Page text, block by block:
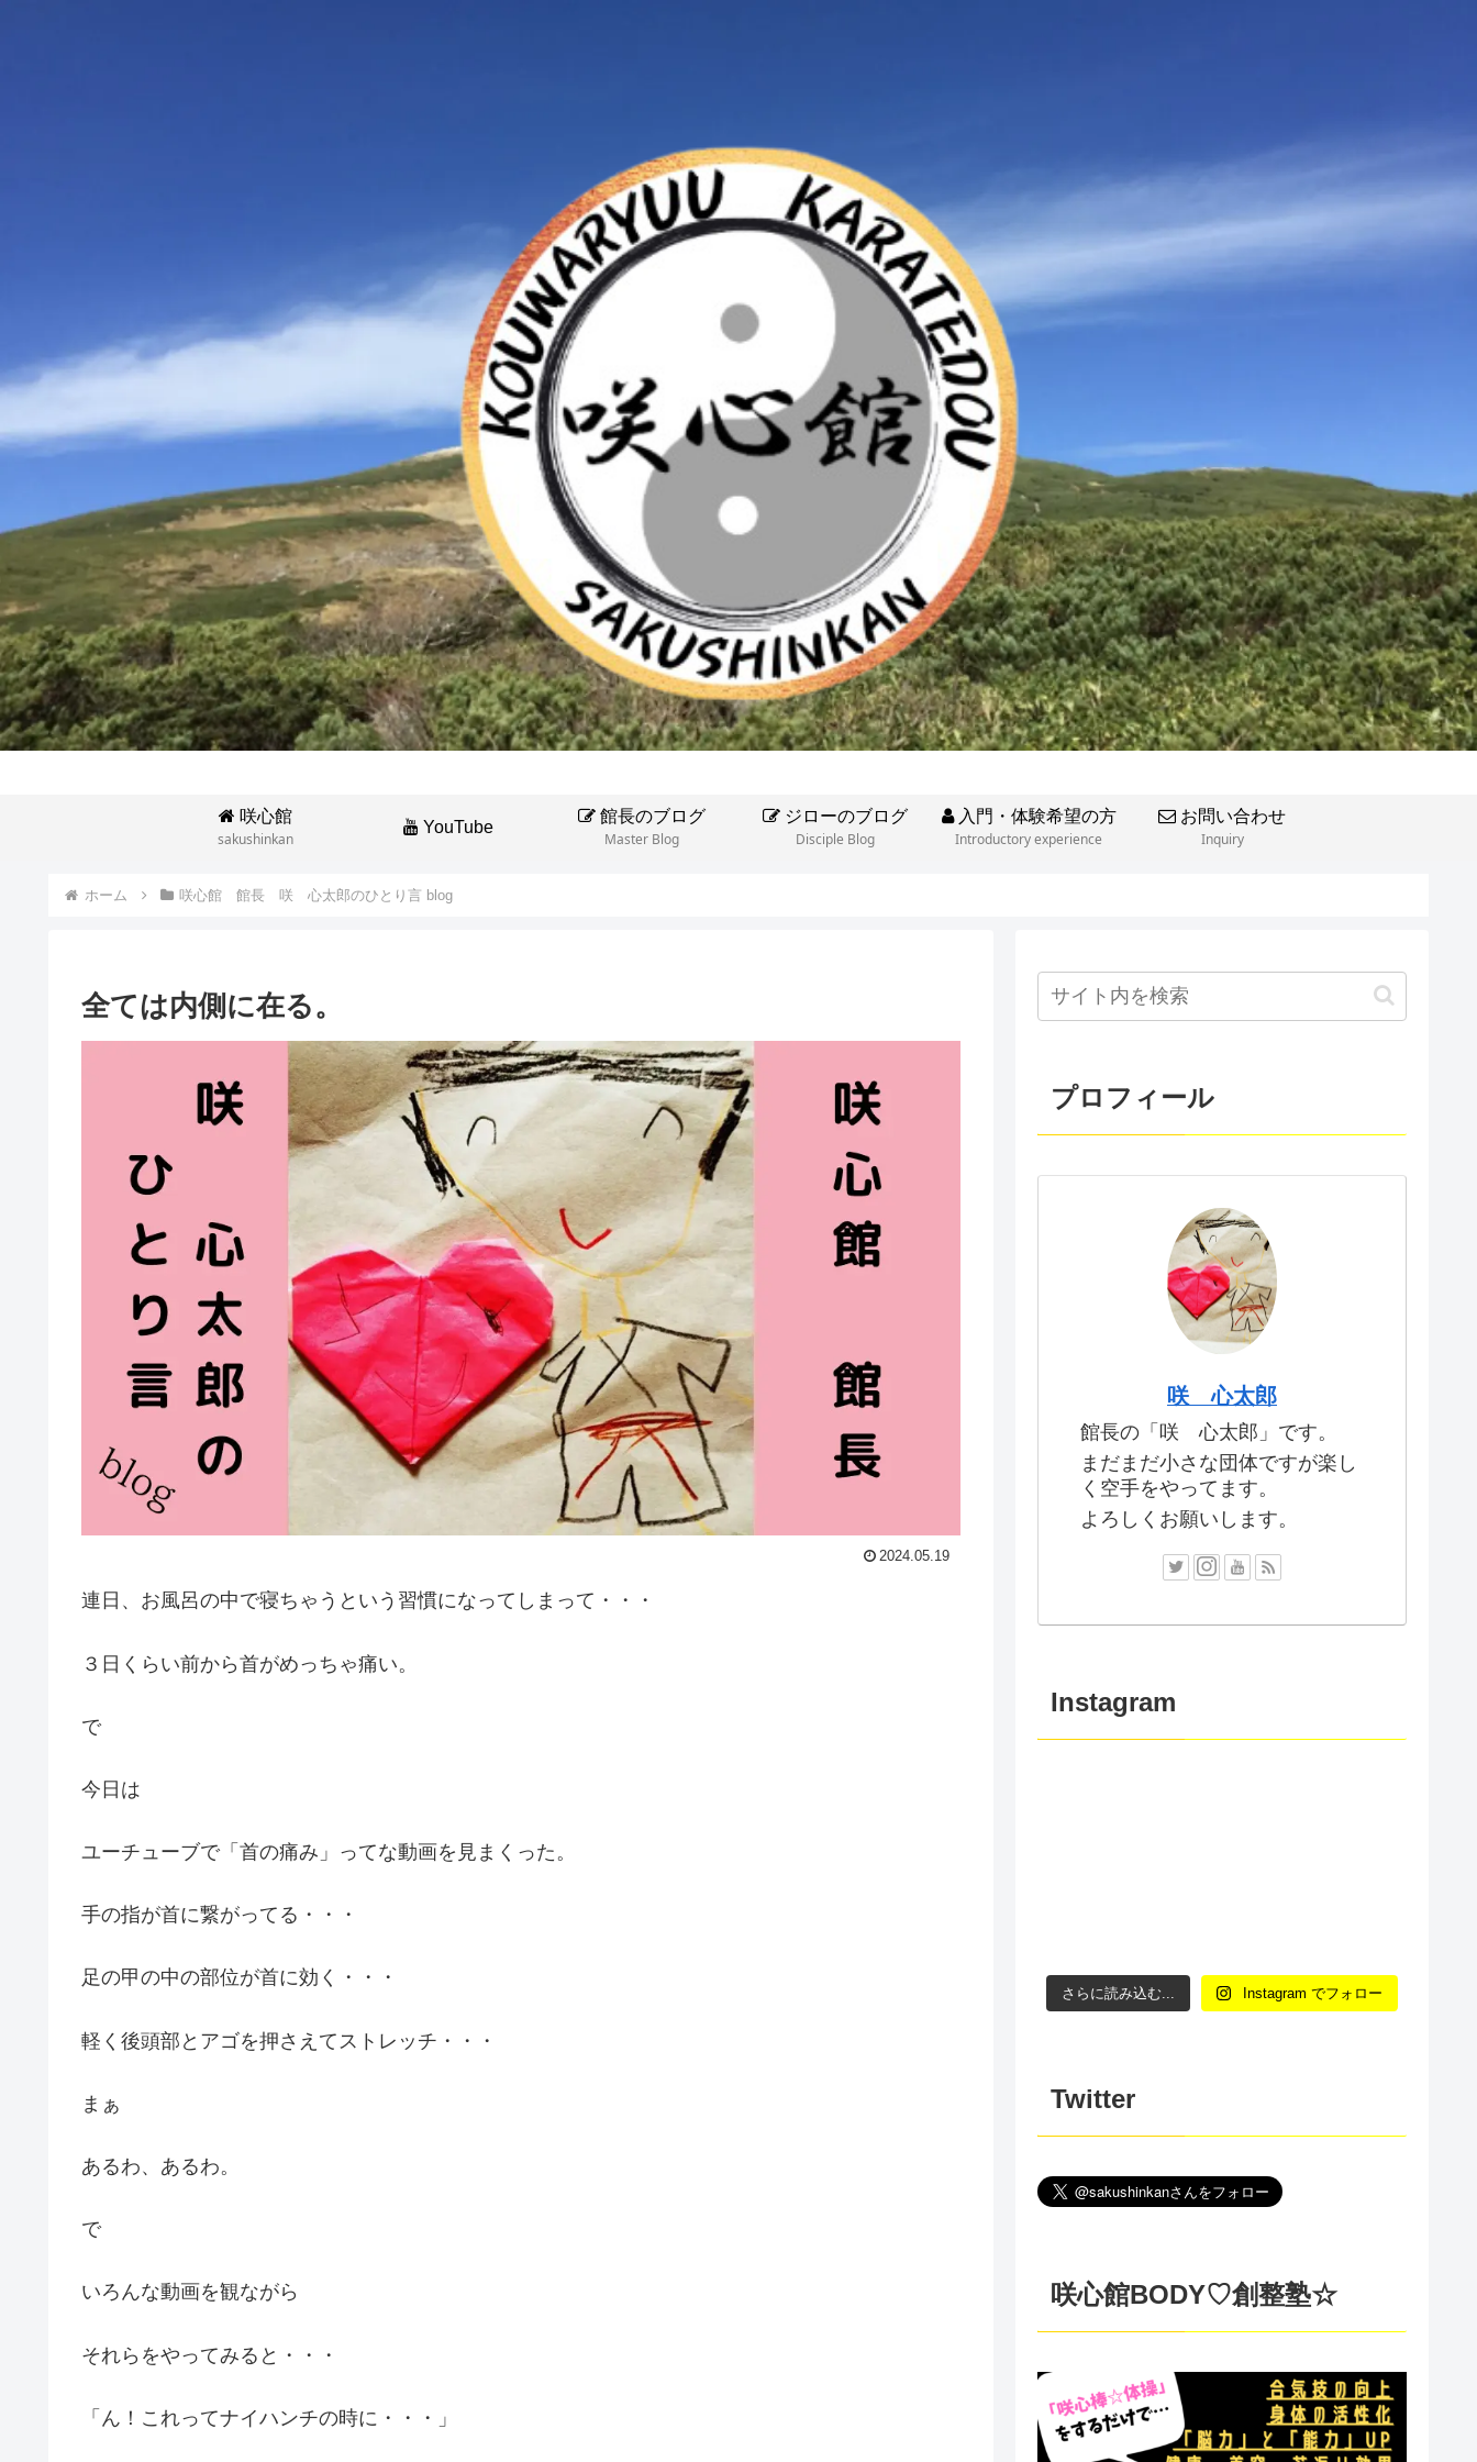
咲心館
sakushinkan
YouTube
館長のブログ
Master Blog
ジローのブログ
Disciple Blog
入門・体験希望の方
Introductory experience
お問い合わせ
Inquiry
ホーム 咲心館 館長 咲 心太郎のひとり言 blog
全ては内側に在る。
2024.05.19
連日、お風呂の中で寝ちゃうという習慣になってしまって・・・
３日くらい前から首がめっちゃ痛い。
で
今日は
ユーチューブで「首の痛み」ってな動画を見まくった。
手の指が首に繋がってる・・・
足の甲の中の部位が首に効く・・・
軽く後頭部とアゴを押さえてストレッチ・・・
まぁ
あるわ、あるわ。
で
いろんな動画を観ながら
それらをやってみると・・・
「ん！これってナイハンチの時に・・・」
プロフィール
咲 心太郎
館長の「咲 心太郎」です。
まだまだ小さな団体ですが楽し
く空手をやってます。
よろしくお願いします。
Instagram
さらに読み込む... Instagram でフォロー
Twitter
咲心館BODY♡創整塾☆